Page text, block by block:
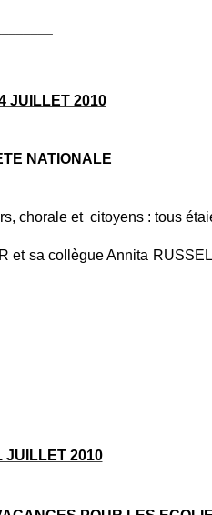
JUILLET 2010
NATIONALE
chorale et citoyens : tous
sa collègue Annita
JUILLET 2010